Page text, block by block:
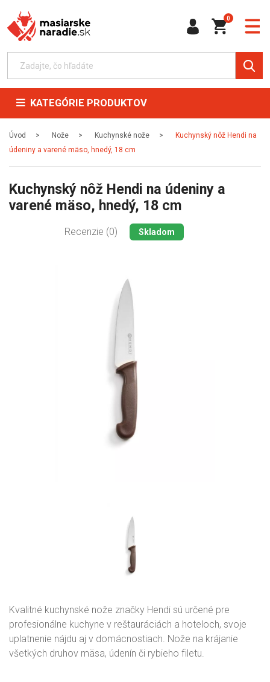
0
KATEGÓRIE PRODUKTOV
Úvod Nože Kuchynské nože
Kuchynský nôž Hendi na
údeniny a varené mäso, hnedý, 18 cm
Kuchynský nôž Hendi na údeniny a
varené mäso, hnedý, 18 cm
Recenzie (0) Skladom
Kvalitné kuchynské nože značky Hendi sú určené pre
profesionálne kuchyne v reštauráciách a hoteloch, svoje
uplatnenie nájdu aj v domácnostiach. Nože na krájanie
všetkých druhov mäsa, údenín či rybieho filetu.